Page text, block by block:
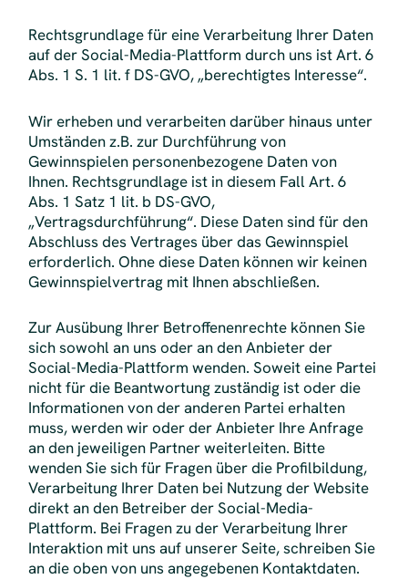
Rechtsgrundlage für eine Verarbeitung Ihrer Daten
auf der Social-Media-Plattform durch uns ist Art. 6
Abs. 1 S. 1 lit. f DS-GVO, „berechtigtes Interesse“.
Wir erheben und verarbeiten darüber hinaus unter
Umständen z.B. zur Durchführung von
Gewinnspielen personenbezogene Daten von
Ihnen. Rechtsgrundlage ist in diesem Fall Art. 6
Abs. 1 Satz 1 lit. b DS-GVO,
„Vertragsdurchführung“. Diese Daten sind für den
Abschluss des Vertrages über das Gewinnspiel
erforderlich. Ohne diese Daten können wir keinen
Gewinnspielvertrag mit Ihnen abschließen.
Zur Ausübung Ihrer Betroffenenrechte können Sie
sich sowohl an uns oder an den Anbieter der
Social-Media-Plattform wenden. Soweit eine Partei
nicht für die Beantwortung zuständig ist oder die
Informationen von der anderen Partei erhalten
muss, werden wir oder der Anbieter Ihre Anfrage
an den jeweiligen Partner weiterleiten. Bitte
wenden Sie sich für Fragen über die Profilbildung,
Verarbeitung Ihrer Daten bei Nutzung der Website
direkt an den Betreiber der Social-Media-
Plattform. Bei Fragen zu der Verarbeitung Ihrer
Interaktion mit uns auf unserer Seite, schreiben Sie
an die oben von uns angegebenen Kontaktdaten.